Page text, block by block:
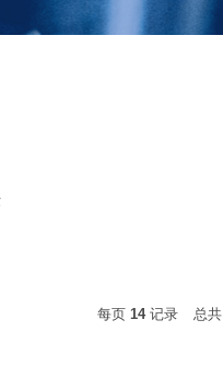
每页 14记录 总共